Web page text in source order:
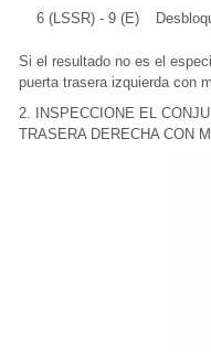
6 (LSSR) - 9 (E)
Si el resultado no es el
puerta trasera izquierda con
2. INSPECCIONE EL
TRASERA DERECHA CON